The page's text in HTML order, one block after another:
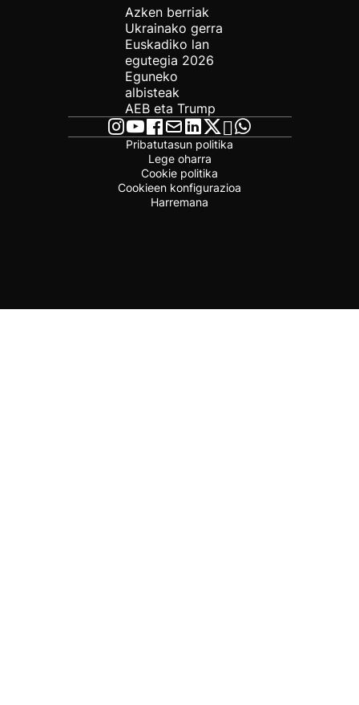
Azken berriak
Ukrainako gerra
Euskadiko lan
egutegia 2026
Eguneko
albisteak
AEB eta Trump
Pribatutasun politika
Lege oharra
Cookie politika
Cookieen konfigurazioa
Harremana